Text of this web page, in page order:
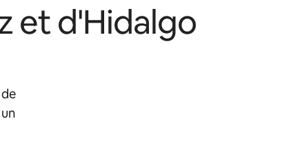
et d'Hidalgo